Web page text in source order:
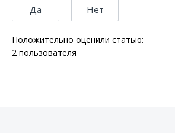
Да Нет
Положительно оценили статью:
2 пользователя